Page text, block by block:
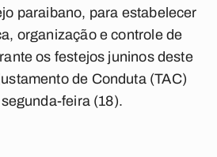
paraibano, para estabelecer
organização e controle de
os festejos juninos deste
de Conduta (TAC)
feira (18).